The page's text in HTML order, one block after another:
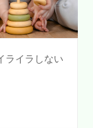
ライラしない